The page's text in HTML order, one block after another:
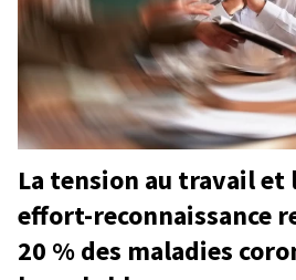
La tension au travail
effort-reconnaissance
20 % des maladies